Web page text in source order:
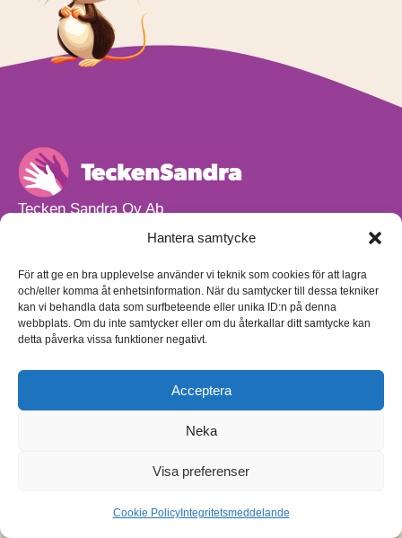
Hantera samtycke
För att ge en bra upplevelse använder vi teknik som cookies för att lagra
och/eller komma åt enhetsinformation. När du samtycker till dessa tekniker
kan vi behandla data som surfbeteende eller unika ID:n på denna
webbplats. Om du inte samtycker eller om du återkallar ditt samtycke kan
detta påverka vissa funktioner negativt.
Acceptera
Neka
Visa preferenser
Cookie PolicyIntegritetsmeddelande
Tecken Sandra Oy Ab
info@teckensandra.fi
Vårt verksamhetsutrymme HÖRNAN ligger i Sibbo.
Torpvägen 9 B 13,
01150 Söderkulla
Beställnings- och leveransvillkor
Sekretesspolicy
(på finska)